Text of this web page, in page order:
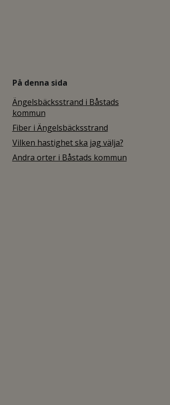
På denna sida
Ängelsbäcksstrand i Båstads
kommun
Fiber i Ängelsbäcksstrand
Vilken hastighet ska jag välja?
Andra orter i Båstads kommun